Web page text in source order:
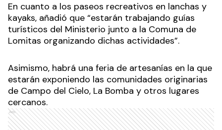
En cuanto a los paseos recreativos en lanchas y
kayaks, añadió que “estarán trabajando guías
turísticos del Ministerio junto a la Comuna de
Lomitas organizando dichas actividades”.
Asimismo, habrá una feria de artesanías en la que
estarán exponiendo las comunidades originarias
de Campo del Cielo, La Bomba y otros lugares
cercanos.
Ads